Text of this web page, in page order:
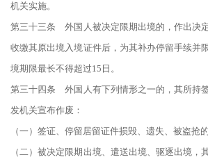
机关实施。
第三十三条 外国人被决定限期出境的，作出决
收缴其原出境入境证件后，为其补办停留手续并
境期限最长不得超过15日。
第三十四条 外国人有下列情形之一的，其所持
发机关宣布作废：
（一）签证、停留居留证件损毁、遗失、被盗抢的
（二）被决定限期出境、遣送出境、驱逐出境，